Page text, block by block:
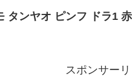
タンヤオ ピンフ ドラ1
スポンサーリ